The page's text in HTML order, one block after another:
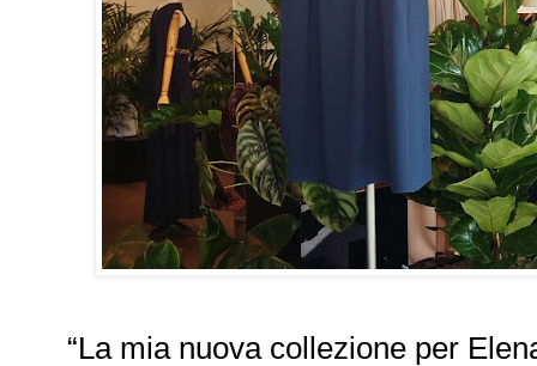
“La mia nuova collezione per